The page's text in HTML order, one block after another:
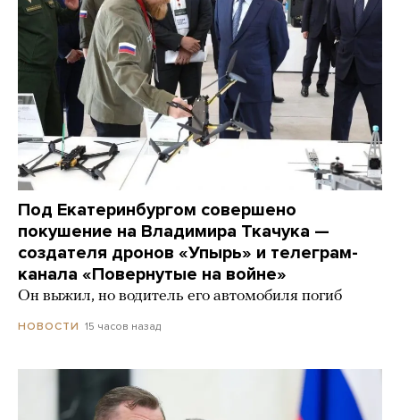
Под Екатеринбургом совершено
покушение на Владимира Ткачука —
создателя дронов «Упырь» и телеграм-
канала «Повернутые на войне»
Он выжил, но водитель его автомобиля погиб
НОВОСТИ 15 часов назад